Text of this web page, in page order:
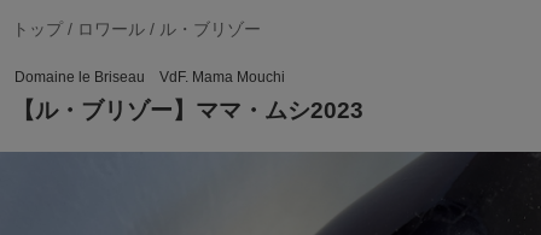
トップ/ ロワール / ル・ブリゾー
Domaine le Briseau VdF. Mama Mouchi
【ル・ブリゾー】ママ・ムシ2023